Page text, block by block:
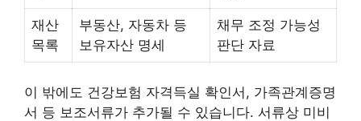
재산
목록
부동산, 자동차 등
보유자산 명세
채무 조정 가능성
판단 자료
이 밖에도 건강보험 자격득실 확인서, 가족관계증명
서 등 보조서류가 추가될 수 있습니다. 서류상 미비